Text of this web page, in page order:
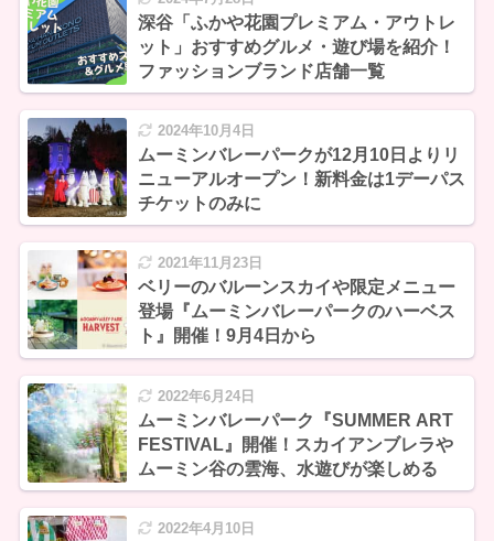
深谷「ふかや花園プレミアム・アウトレ
ット」おすすめグルメ・遊び場を紹介！
ファッションブランド店舗一覧
2024年10月4日
ムーミンバレーパークが12月10日よりリ
ニューアルオープン！新料金は1デーパス
チケットのみに
2021年11月23日
ベリーのバルーンスカイや限定メニュー
登場『ムーミンバレーパークのハーベス
ト』開催！9月4日から
2022年6月24日
ムーミンバレーパーク『SUMMER ART
FESTIVAL』開催！スカイアンブレラや
ムーミン谷の雲海、水遊びが楽しめる
2022年4月10日